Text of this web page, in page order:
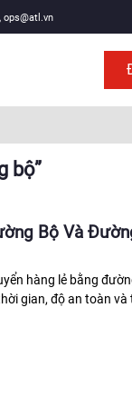
ops@atl.vn
bộ”
Bộ Và
hàng lẻ bằng
gian, độ an toàn